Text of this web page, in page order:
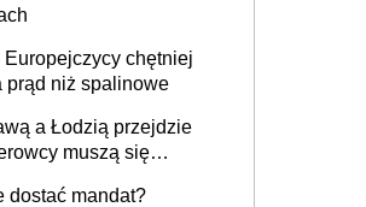
Europejczycy chętniej
prąd niż spalinowe
a Łodzią przejdzie
muszą się
dostać mandat?